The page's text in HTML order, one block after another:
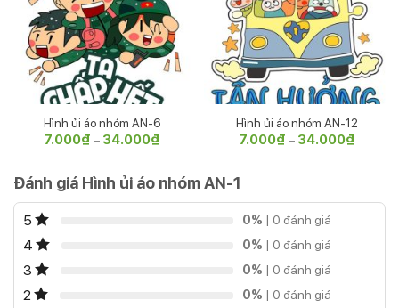
Hình ủi áo nhóm AN-6
7.000₫ – 34.000₫
7.000₫
đến
Hình ủi áo nhóm AN-12
7.000₫ – 34.000₫
Đánh giá Hình ủi áo nhóm AN-1
5 0% | 0 đánh giá
4 0% | 0 đánh giá
3 0% | 0 đánh giá
2 0% | 0 đánh giá